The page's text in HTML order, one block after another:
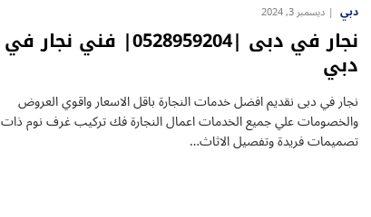
دبي ديسمبر 3, 2024
نجار في دبى |0528959204| فني نجار في
دبي
نجار في دبى نقديم افضل خدمات النجارة باقل الاسعار واقوي العروض
والخصومات علي جميع الخدمات اعمال النجارة فك تركيب غرف نوم ذات
تصميمات فريدة وتفصيل الاثاث…